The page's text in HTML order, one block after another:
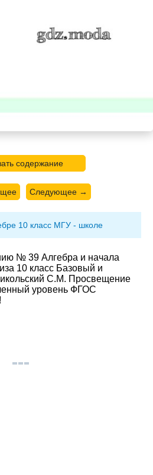
содержание
Следующее →
10 класс МГУ - школе
№ 39 Алгебра и начала
10 класс Базовый и
С.М. Просвещение
уровень ФГОС